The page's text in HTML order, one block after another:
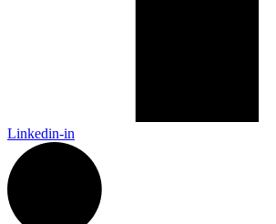
Linkedin-in